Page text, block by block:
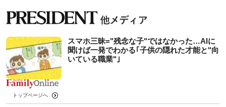
スマホ三昧="残念な子"ではなかった…AIに
聞けば一発でわかる｢子供の隠れた才能と"向
いている職業"｣
トップページへ